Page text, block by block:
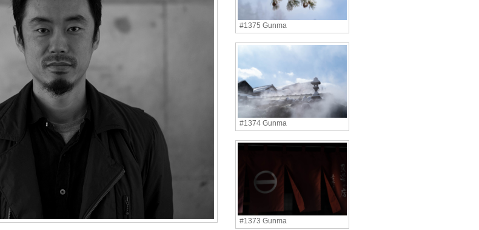
#1375 Gunma
#1374 Gunma
#1373 Gunma